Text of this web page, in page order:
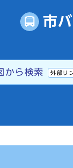
市
から検索 外部リ